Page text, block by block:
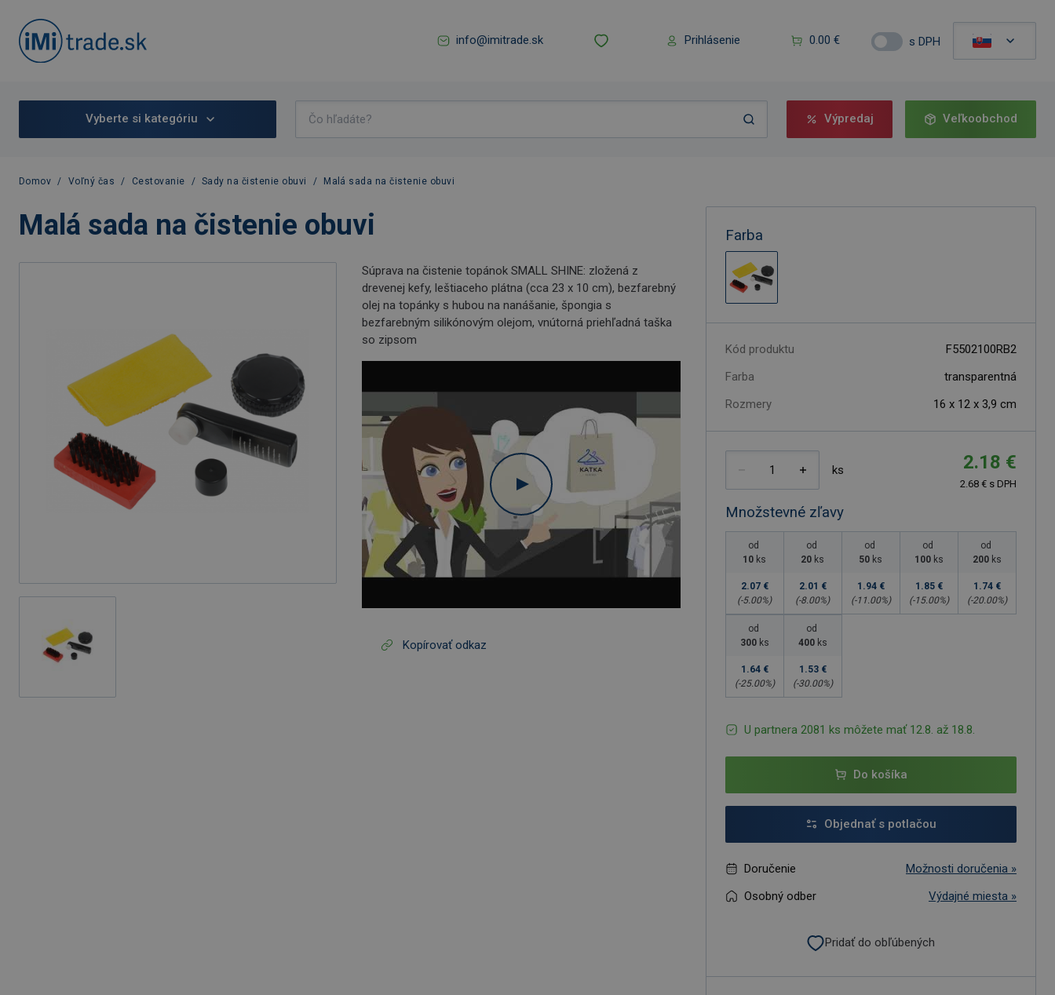
info@imitrade.sk Prihlásenie 0.00 € s DPH
Vyberte si kategóriu Výpredaj Veľkoobchod
Domov / Voľný čas / Cestovanie / Sady na čistenie obuvi / Malá sada na čistenie obuvi
Malá sada na čistenie obuvi
Súprava na čistenie topánok SMALL SHINE: zložená z
drevenej kefy, leštiaceho plátna (cca 23 x 10 cm), bezfarebný
olej na topánky s hubou na nanášanie, špongia s
bezfarebným silikónovým olejom, vnútorná priehľadná taška
so zipsom
Kopírovať odkaz
Farba
Kód produktu
F5502100RB2
Farba
transparentná
Rozmery
16 x 12 x 3,9 cm
ks 2.18 €
2.68 € s DPH
Množstevné zľavy
od
10 ks
2.07 €
(-5.00%)
od
20 ks
2.01 €
(-8.00%)
od
50 ks
1.94 €
(-11.00%)
od
100 ks
1.85 €
(-15.00%)
od
200 ks
1.74 €
(-20.00%)
od
300 ks
1.64 €
(-25.00%)
od
400 ks
1.53 €
(-30.00%)
U partnera 2081 ks môžete mať 12.8. až 18.8.
Do košíka
Objednať s potlačou
Doručenie
Možnosti doručenia »
Osobný odber
Výdajné miesta »
Pridať do obľúbených